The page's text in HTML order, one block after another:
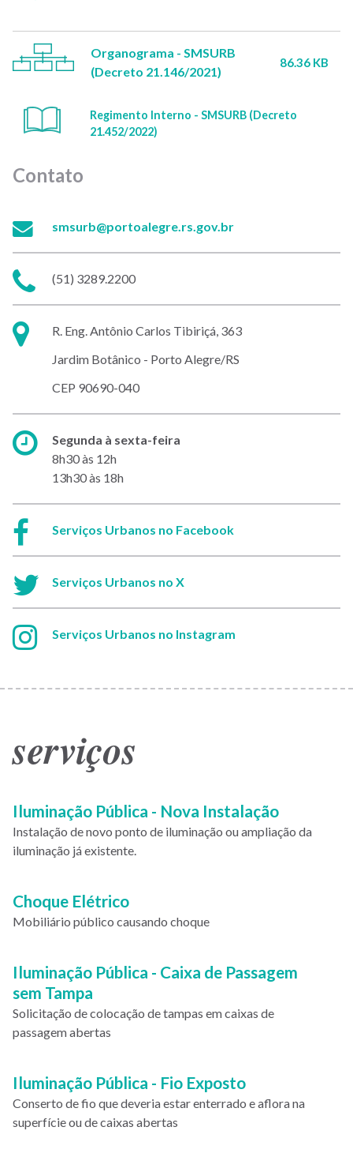
Organograma - SMSURB
(Decreto 21.146/2021)
86.36 KB
Regimento Interno - SMSURB (Decreto
21.452/2022)
Contato
E-
smsurb@portoalegre.rs.gov.br
Telefone:
(51) 3289.2200
Endereço:
R. Eng. Antônio Carlos Tibiriçá, 363
Jardim Botânico - Porto Alegre/RS
CEP 90690-040
Horário
de
atendimento:
Segunda à sexta-feira
8h30 às 12h
13h30 às 18h
Facebook:
Serviços Urbanos no Facebook
Twitter:
Serviços Urbanos no X
Instagram:
Serviços Urbanos no Instagram
serviços
Iluminação Pública - Nova Instalação
Instalação de novo ponto de iluminação ou ampliação da
iluminação já existente.
Choque Elétrico
Mobiliário público causando choque
Iluminação Pública - Caixa de Passagem
sem Tampa
Solicitação de colocação de tampas em caixas de
passagem abertas
Iluminação Pública - Fio Exposto
Conserto de fio que deveria estar enterrado e aflora na
superfície ou de caixas abertas